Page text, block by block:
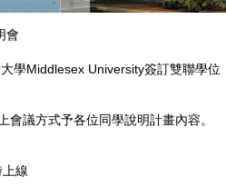
會
學Middlesex University簽訂雙聯學位
會議方式予各位同學說明計畫內容。
線